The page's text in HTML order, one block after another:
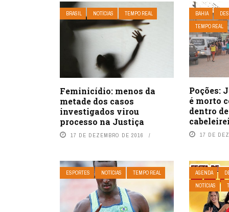
BRASIL NOTÍCIAS TEMPO REAL
Feminicídio: menos da
metade dos casos
investigados virou
processo na Justiça
17 DE DEZEMBRO DE 2016
BAHIA
TEMPO REAL
Poções:
é morto
dentro
17 DE
ESPORTES NOTÍCIAS TEMPO REAL AGENDA
NOTÍCIAS